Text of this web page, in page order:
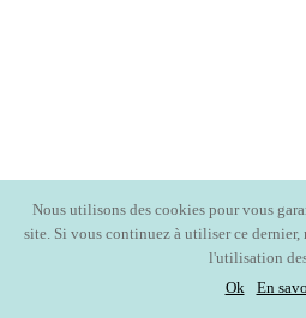
Nous utilisons des cookies pour vous
site. Si vous continuez à utiliser ce dernier,
l'utilisation
Ok
En